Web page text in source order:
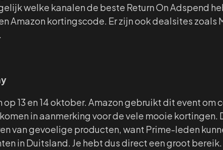
welke kanalen de beste Return On Adspend
Amazon kortingscode. Er zijn ook dealsites
13 en 14 oktober. Amazon gebruikt dit event
in aanmerking voor de vele mooie
van gevoelige producten, want Prime-leden
in Duitsland. Je hebt dus direct een groot